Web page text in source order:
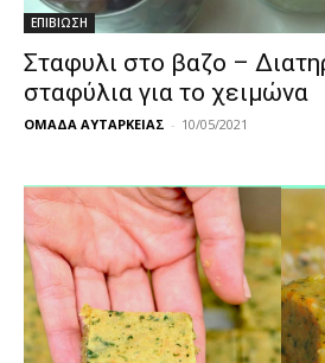
ΕΠΙΒΙΩΣΗ
Σταφυλι στο βαζο –
σταφύλια για το χειμώνα
ΟΜΑΔΑ ΑΥΤΑΡΚΕΙΑΣ - 10/05/2021